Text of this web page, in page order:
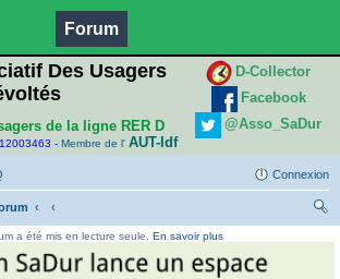
Forum
Des Usagers
de la ligne RER D
- Membre de l' AUT-Idf
D-Collector
Facebook
@Asso_SaDur
Connexion
a été mis en lecture seule. En savoir plus